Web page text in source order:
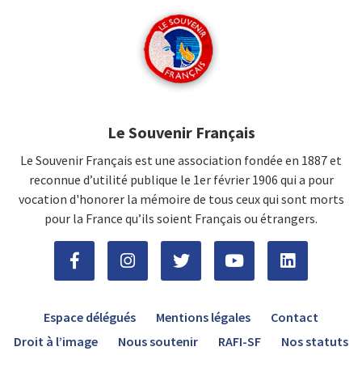
Le Souvenir Français
Le Souvenir Français est une association fondée en 1887 et
reconnue d’utilité publique le 1er février 1906 qui a pour
vocation d'honorer la mémoire de tous ceux qui sont morts
pour la France qu’ils soient Français ou étrangers.
Espace délégués Mentions légales
Contact
Droit à l’image
Nous soutenir RAFI-SF Nos statuts